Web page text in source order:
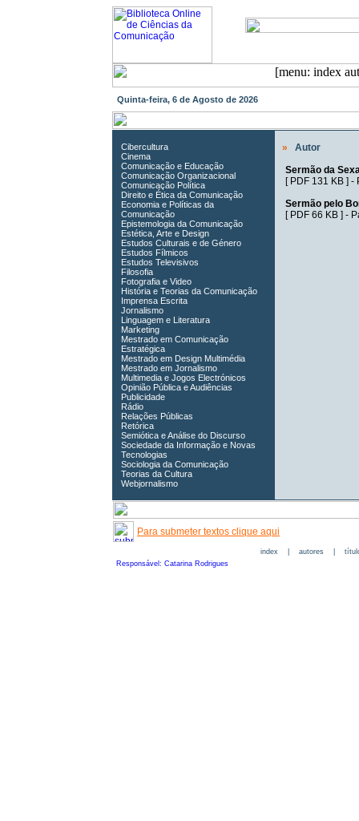
Quinta-feira, 6 de Agosto de 2026
Cibercultura
Cinema
Comunicação e Educação
Comunicação Organizacional
Comunicação Política
Direito e Ética da Comunicação
Economia e Políticas da
Comunicação
Epistemologia da Comunicação
Estética, Arte e Design
Estudos Culturais e de Género
Estudos Fílmicos
Estudos Televisivos
Filosofia
Fotografia e Video
História e Teorias da Comunicação
Imprensa Escrita
Jornalismo
Linguagem e Literatura
Marketing
Mestrado em Comunicação
Estratégica
Mestrado em Design Multimédia
Mestrado em Jornalismo
Multimedia e Jogos Electrónicos
Opinião Pública e Audiências
Publicidade
Rádio
Relações Públicas
Retórica
Semiótica e Análise do Discurso
Sociedade da Informação e Novas
Tecnologias
Sociologia da Comunicação
Teorias da Cultura
Webjornalismo
»
Autor
Sermão da
[ PDF 131 KB] -
Sermão pelo
[ PDF 66 KB] -
Para submeter textos clique aqui
index| autores|